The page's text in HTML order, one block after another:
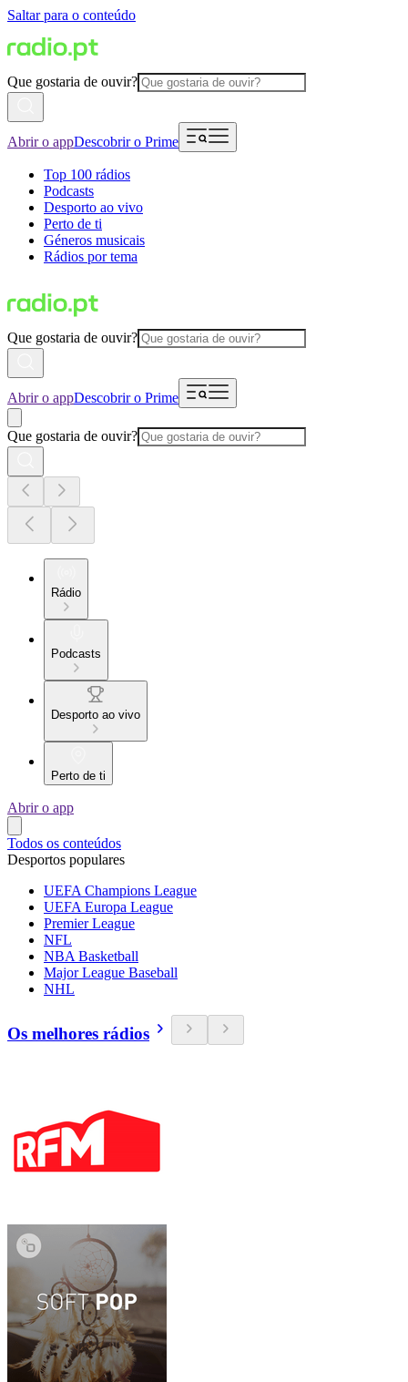
Saltar para o conteúdo
Que gostaria de ouvir?
Abrir o appDescobrir o Prime
Top 100 rádios
Podcasts
Desporto ao vivo
Perto de ti
Géneros musicais
Rádios por tema
Que gostaria de ouvir?
Abrir o appDescobrir o Prime
Que gostaria de ouvir?
Rádio
Podcasts
Desporto ao vivo
Perto de ti
Abrir o app
Todos os conteúdos
Desportos populares
UEFA Champions League
UEFA Europa League
Premier League
NFL
NBA Basketball
Major League Baseball
NHL
Os melhores rádios